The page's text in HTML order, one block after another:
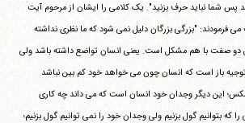
پس شما نباید حرف بزنید". یک کلامی را ایشان از مرحوم آیت
می فرمودند: "بزرگی بزرگان دلیل نمی شود که ما نظری نداشته
دو صفت با هم مشکل است. یعنی انسان تواضع داشته باشد ولی
باز است که انسان چون می خواهد خود کم بین نباشد
عکس؛ این دیگر وجدان خود انسان است که می داند چه کاری
که بتوانیم گول بزنیم ولی وجدان خود را نمی توانیم گول بزنیم؛